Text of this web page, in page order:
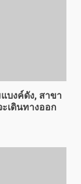
บงค์ดัง, สาขา
เดินทางออก